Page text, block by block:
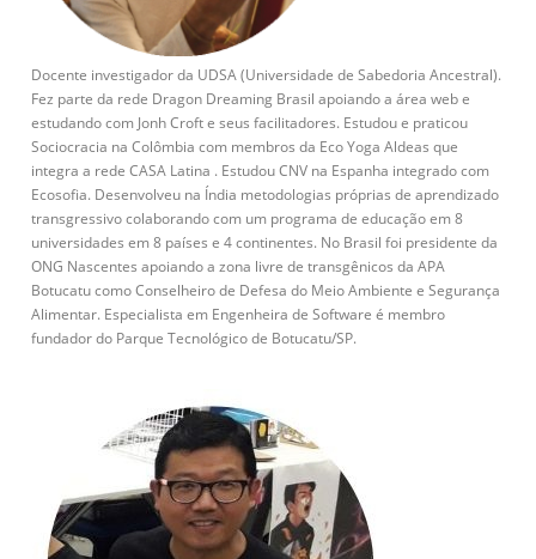
Docente investigador da UDSA (Universidade de Sabedoria Ancestral).
Fez parte da rede Dragon Dreaming Brasil apoiando a área web e
estudando com Jonh Croft e seus facilitadores. Estudou e praticou
Sociocracia na Colômbia com membros da Eco Yoga Aldeas que
integra a rede CASA Latina . Estudou CNV na Espanha integrado com
Ecosofia. Desenvolveu na Índia metodologias próprias de aprendizado
transgressivo colaborando com um programa de educação em 8
universidades em 8 países e 4 continentes. No Brasil foi presidente da
ONG Nascentes apoiando a zona livre de transgênicos da APA
Botucatu como Conselheiro de Defesa do Meio Ambiente e Segurança
Alimentar. Especialista em Engenheira de Software é membro
fundador do Parque Tecnológico de Botucatu/SP.